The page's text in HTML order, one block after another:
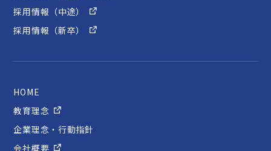
採用情報（中途）
採用情報（新卒）
HOME
教育理念
企業理念・行動指針
会社概要